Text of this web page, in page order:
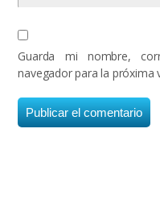
Guarda mi nombre,
navegador para la próxima